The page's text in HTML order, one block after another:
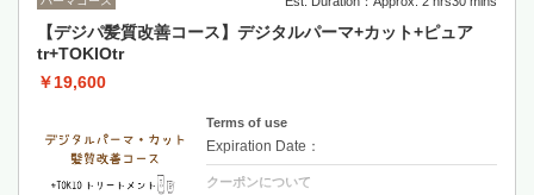
【デジパ髪質改善コース】デジタルパーマ+カット+ピュア
tr+TOKIOtr
￥19,600
Terms of use
Expiration Date：
クーポンについて